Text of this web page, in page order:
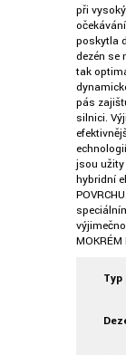
při
poskytla
dezén se
tak
pás
silnici.
jsou užity
hybridní
MOKRÉM